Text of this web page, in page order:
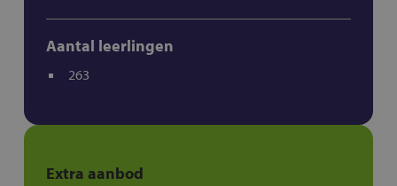
Aantal leerlingen
263
Extra aanbod